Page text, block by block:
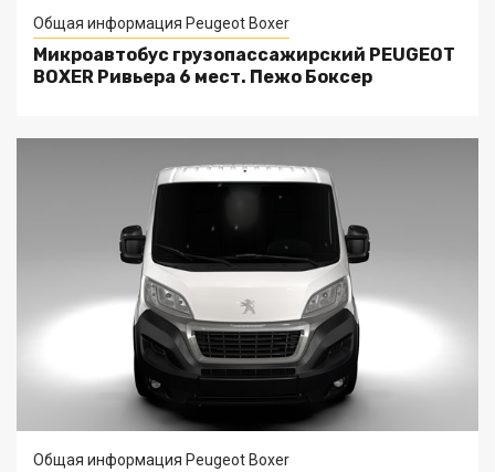
Общая информация Peugeot Boxer
Микроавтобус грузопассажирский PEUGEOT
BOXER Ривьера 6 мест. Пежо Боксер
Общая информация Peugeot Boxer